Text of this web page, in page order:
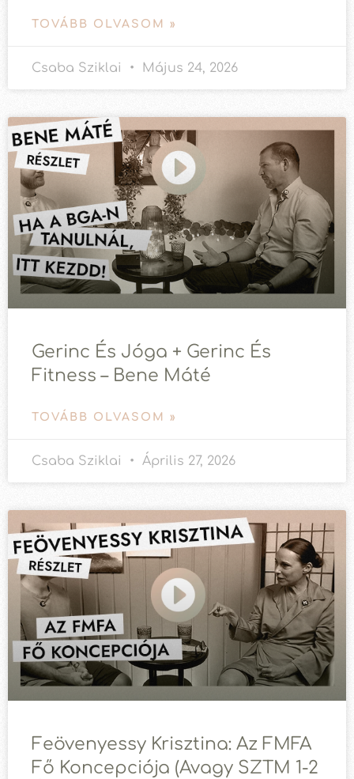
TOVÁBB OLVASOM »
Csaba Sziklai Május 24, 2026
Gerinc És Jóga + Gerinc És
Fitness – Bene Máté
TOVÁBB OLVASOM »
Csaba Sziklai Április 27, 2026
Feövenyessy Krisztina: Az FMFA
Fő Koncepciója (avagy SZTM 1-2